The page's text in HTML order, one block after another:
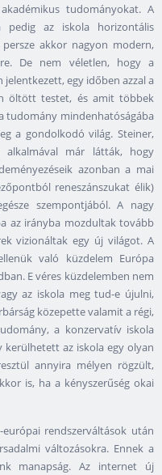
tudományokat. A
pedig az iskola horizontális
akkor nagyon modern,
De nem véletlen, hogy a
jelentkezett, egy időben azzal a
öltött testet, és amit többek
tudomány mindenhatóságába
a gondolkodó világ. Steiner,
már látták, hogy
azonban a mai
reneszánszukat élik)
szempontjából. A nagy
az irányba mozdultak tovább
vizionáltak egy új világot. A
való küzdelem Európa
E véres küzdelemben nem
az iskola meg tud-e újulni,
közepette valamit a régi,
a konzervatív iskola
az iskola egy olyan
annyira mélyen rögzült,
is, ha a kényszerűség okai
rendszerváltások után
változásokra. Ennek a
manapság. Az internet új